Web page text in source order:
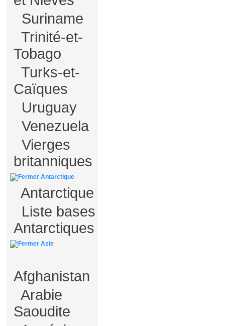
Suriname
Trinité-et-
Tobago
Turks-et-
Caïques
Uruguay
Venezuela
Vierges
britanniques
Antarctique
Antarctique
Liste bases
Antarctiques
Asie
Afghanistan
Arabie
Saoudite